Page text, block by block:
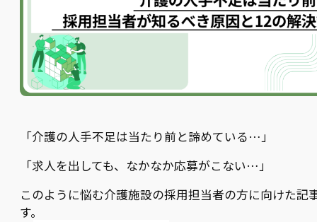
「介護の人手不足は当たり前と諦めている…」
「求人を出しても、なかなか応募がこない…」
このように悩む介護施設の採用担当者の方に向けた記
す。